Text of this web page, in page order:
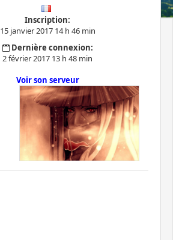
Inscription:
15 janvier 2017 14 h 46 min
Dernière connexion:
2 février 2017 13 h 48 min
Voir son serveur